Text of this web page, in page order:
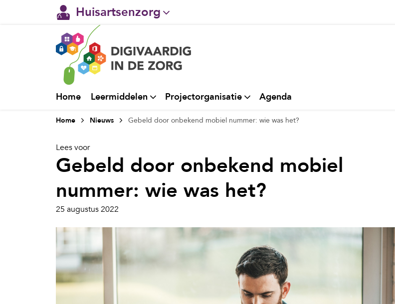
Huisartsenzorg
Gehandicaptenzorg
Verpleeghuiszorg & Zorg thuis
Home Leermiddelen Projectorganisatie Agenda
Home Nieuws Gebeld door onbekend mobiel nummer: wie was het?
Lees voor
Gebeld door onbekend mobiel
nummer: wie was het?
25 augustus 2022